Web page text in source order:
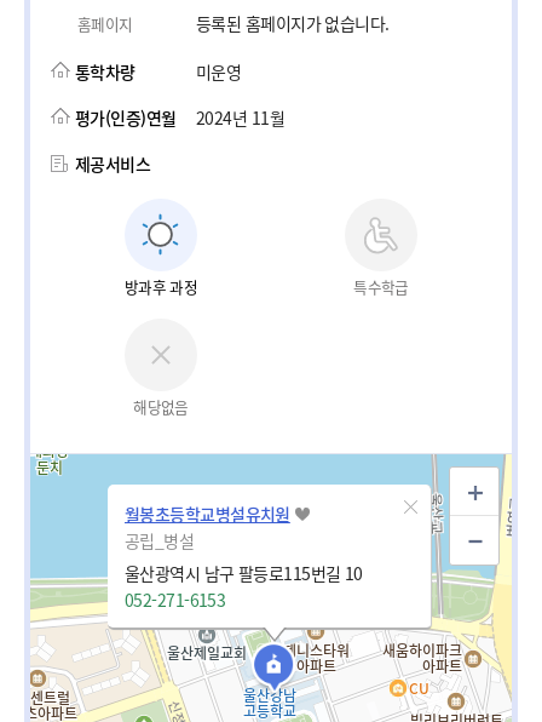
홈페이지
등록된 홈페이지가 없습니다.
통학차량
미운영
평가(인증)연월
2024년 11월
제공서비스
방과후 과정 특수학급
해당없음
월봉초등학교병설유치원
공립_병설
울산광역시 남구 팔등로115번길 10
052-271-6153